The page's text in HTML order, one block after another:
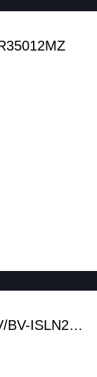
长条形M版双色电源200W-24V/BV-ISLN20024MZ